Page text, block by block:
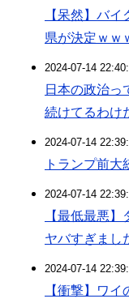
【呆然】バ
県が決定ｗｗ
2024-07-14
日本の政治っ
続けてるわけ
2024-07-14
トランプ前
2024-07-14
【最低最悪
ヤバすぎまし
2024-07-14
【衝撃】ワ